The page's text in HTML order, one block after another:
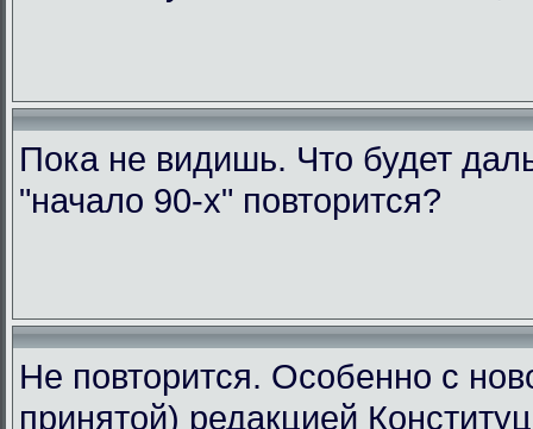
Пока не видишь. Что будет
"начало 90-х" повторится?
Не повторится. Особенно с
принятой) редакцией